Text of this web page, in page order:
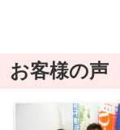
お客様の声